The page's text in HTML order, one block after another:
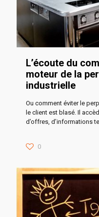
L’écoute du
moteur de la
industrielle
Ou comment éviter le
le client est blasé. Il
d’offres, d’informations
0